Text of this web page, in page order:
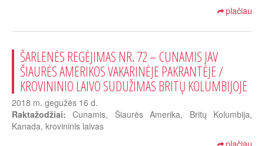
plačiau
ŠARLENĖS REGĖJIMAS NR. 72 – CUNAMIS JAV
ŠIAURĖS AMERIKOS VAKARINĖJE PAKRANTĖJE /
KROVININIO LAIVO SUDUŽIMAS BRITŲ KOLUMBIJOJE
2018 m. gegužės 16 d.
Raktažodžiai: Cunamis, Šiaurės Amerika, Britų Kolumbija,
Kanada, krovininis laivas